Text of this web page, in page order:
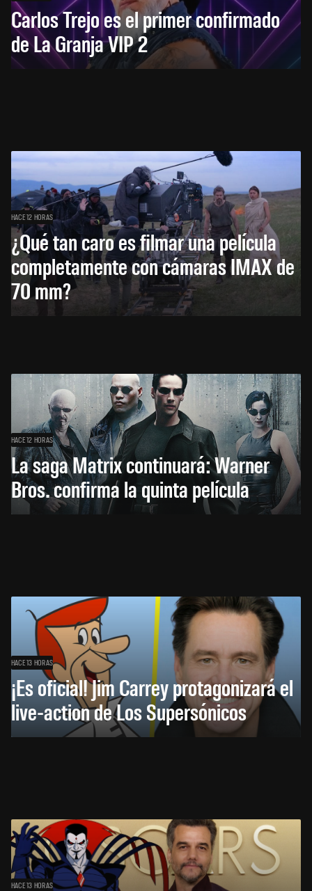
Carlos Trejo es el primer confirmado
de La Granja VIP 2
HACE 12 HORAS
¿Qué tan caro es filmar una película
completamente con cámaras IMAX de
70 mm?
HACE 12 HORAS
La saga Matrix continuará: Warner
Bros. confirma la quinta película
HACE 13 HORAS
¡Es oficial! Jim Carrey protagonizará el
live-action de Los Supersónicos
HACE 13 HORAS